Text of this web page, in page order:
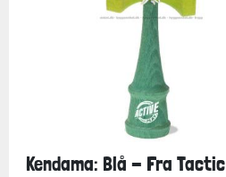
Kendama: Blå - Fra Tactic